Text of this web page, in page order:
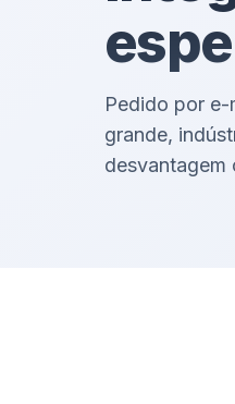
Pedido por
grande,
desvantagem